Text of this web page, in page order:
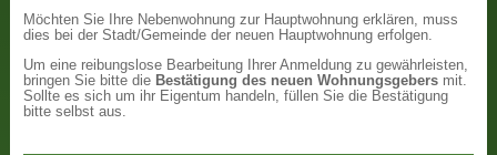
Möchten Sie Ihre Nebenwohnung zur Hauptwohnung erklären, muss
dies bei der Stadt/Gemeinde der neuen Hauptwohnung erfolgen.
Um eine reibungslose Bearbeitung Ihrer Anmeldung zu gewährleisten,
bringen Sie bitte die Bestätigung des neuen Wohnungsgebers mit.
Sollte es sich um ihr Eigentum handeln, füllen Sie die Bestätigung
bitte selbst aus.